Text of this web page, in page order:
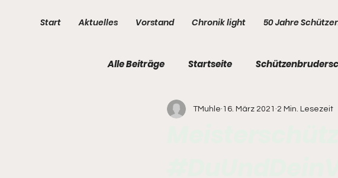
Start Aktuelles Vorstand Chronik light 50 Jahre
Alle Beiträge Startseite
3. Kompanie 4. Kompanie 5.
TMuhle 16. März 2021 2 Min. Lesezeit